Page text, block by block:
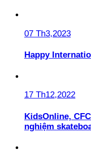
07 Th3,2023
Happy
17 Th12,2022
KidsOnline,
nghiệm